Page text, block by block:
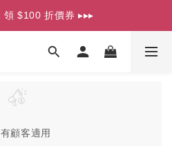
1 / 買 10 送 2 ▸▸▸
領 $100 折價券 ▸▸▸
1 / 買 10 送 2 ▸▸▸
顧客適用